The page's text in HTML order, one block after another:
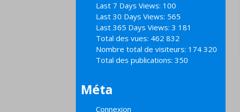
Last 7 Days Views: 100
Last 30 Days Views: 565
Last 365 Days Views: 3 181
Total des vues: 462 832
Nombre total de visiteurs: 174 320
Total des publications: 350
Méta
Connexion